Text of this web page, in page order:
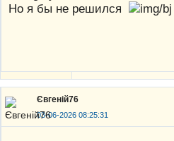
Но я бы не решился
Євгеній76
03-06-2026 08:25:31